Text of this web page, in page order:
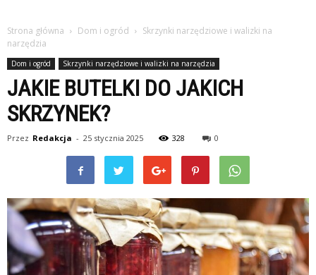
Strona główna Dom i ogród
Skrzynki narzędziowe i walizki na
narzędzia
Dom i ogród Skrzynki narzędziowe i walizki na narzędzia
JAKIE BUTELKI DO JAKICH
SKRZYNEK?
Przez Redakcja - 25 stycznia 2025 328 0